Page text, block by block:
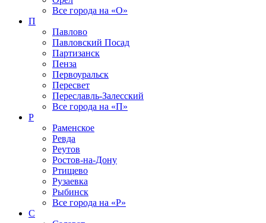
Все города на «О»
П
Павлово
Павловский Посад
Партизанск
Пенза
Первоуральск
Пересвет
Переславль-Залесский
Все города на «П»
Р
Раменское
Ревда
Реутов
Ростов-на-Дону
Ртищево
Рузаевка
Рыбинск
Все города на «Р»
С